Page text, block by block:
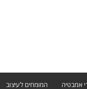
אמבטיה המומחים לעיצוב